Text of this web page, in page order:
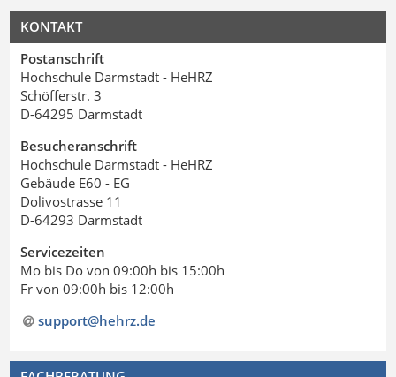
KONTAKT
Postanschrift
Hochschule Darmstadt - HeHRZ
Schöfferstr. 3
D-64295 Darmstadt
Besucheranschrift
Hochschule Darmstadt - HeHRZ
Gebäude E60 - EG
Dolivostrasse 11
D-64293 Darmstadt
Servicezeiten
Mo bis Do von 09:00h bis 15:00h
Fr von 09:00h bis 12:00h
support@hehrz.de